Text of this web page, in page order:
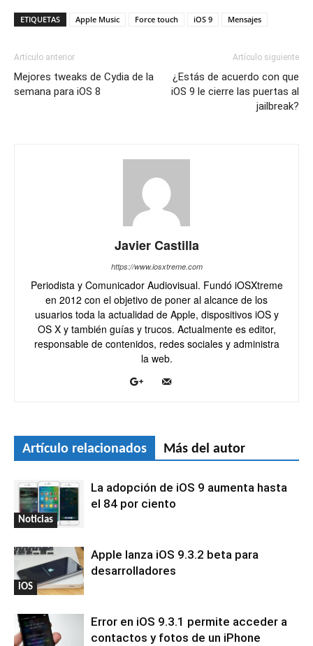
ETIQUETAS Apple Music Force touch iOS 9 Mensajes
Artículo anterior
Mejores tweaks de Cydia de la
semana para iOS 8
Artículo siguiente
¿Estás de acuerdo con que
iOS 9 le cierre las puertas al
jailbreak?
Javier Castilla
https://www.iosxtreme.com
Periodista y Comunicador Audiovisual. Fundó iOSXtreme
en 2012 con el objetivo de poner al alcance de los
usuarios toda la actualidad de Apple, dispositivos iOS y
OS X y también guías y trucos. Actualmente es editor,
responsable de contenidos, redes sociales y administra
la web.
Artículo relacionados Más del autor
Noticias
La adopción de iOS 9 aumenta hasta
el 84 por ciento
iOS
Apple lanza iOS 9.3.2 beta para
desarrolladores
Error en iOS 9.3.1 permite acceder a
contactos y fotos de un iPhone